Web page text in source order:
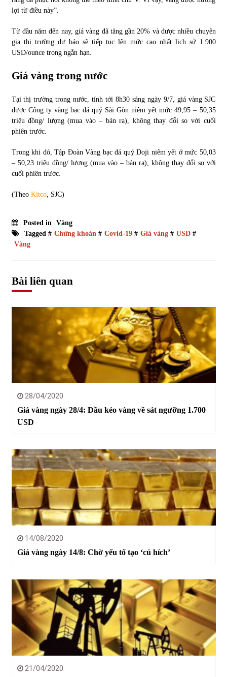
lợi từ điều này”.
Từ đầu năm đến nay, giá vàng đã tăng gần 20% và được nhiều chuyên
gia thị trường dự báo sẽ tiếp tục lên mức cao nhất lịch sử 1.900
USD/ounce trong ngắn hạn.
Giá vàng trong nước
Tại thị trường trong nước, tính tới 8h30 sáng ngày 9/7, giá vàng SJC
được Công ty vàng bạc đá quý Sài Gòn niêm yết mức 49,95 – 50,35
triệu đồng/ lượng (mua vào – bán ra), không thay đổi so với cuối
phiên trước.
Trong khi đó, Tập Đoàn Vàng bạc đá quý Doji niêm yết ở mức 50,03
– 50,23 triệu đồng/ lượng (mua vào – bán ra), không thay đổi so với
cuối phiên trước.
(Theo Kitco, SJC)
Posted in
Vàng
Tagged # Chứng khoán # Covid-19# Giá vàng# USD#
Vàng
Bài liên quan
28/04/2020
Giá vàng ngày 28/4: Dầu kéo vàng về sát ngưỡng 1.700
USD
14/08/2020
Giá vàng ngày 14/8: Chờ yếu tố tạo ‘cú hích’
21/04/2020